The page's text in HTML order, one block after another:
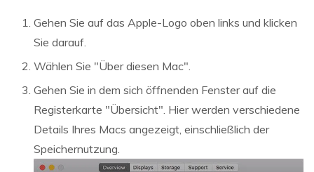
Gehen Sie auf das Apple-Logo oben links und klicken
Sie darauf.
Wählen Sie "Über diesen Mac".
Gehen Sie in dem sich öffnenden Fenster auf die
Registerkarte "Übersicht". Hier werden verschiedene
Details Ihres Macs angezeigt, einschließlich der
Speichernutzung.